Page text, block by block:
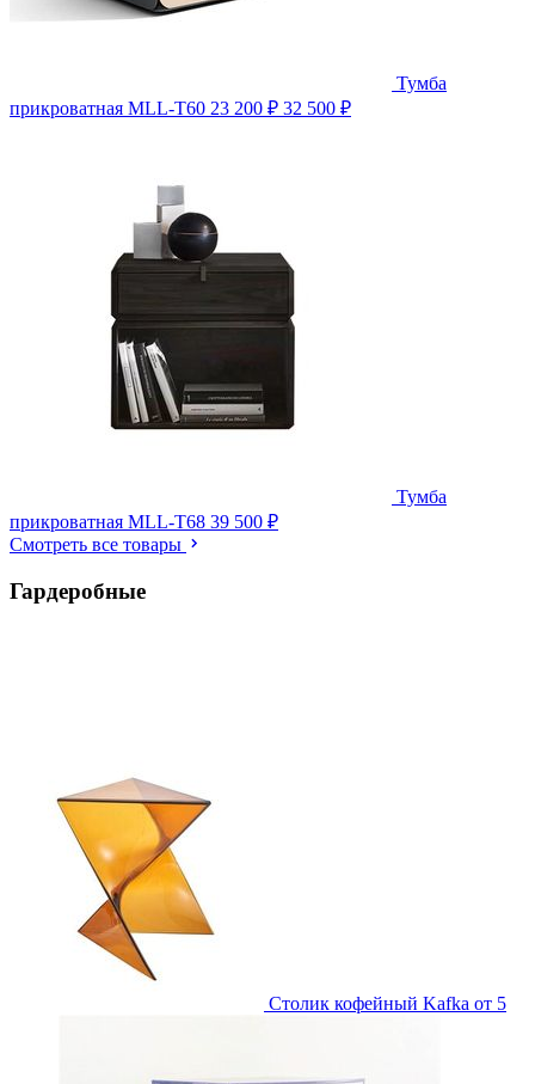
Тумба
прикроватная MLL-T60 23 200 ₽ 32 500 ₽
Тумба
прикроватная MLL-T68 39 500 ₽
Смотреть все товары
Гардеробные
Столик кофейный Kafka от 5